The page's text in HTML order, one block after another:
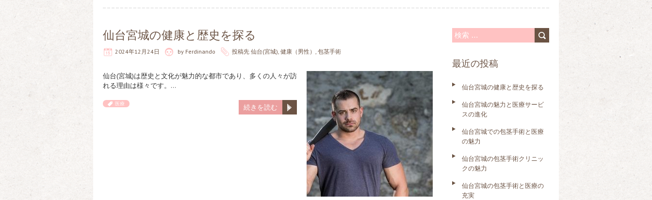
仙台宮城の健康と歴史を探る
2024年12月24日 by Ferdinando 投稿先 仙台(宮城) 健康（男性） 包茎手術
仙台(宮城)は歴史と文化が魅力的な都市であり、多くの人々が訪
れる理由は様々です。…
続きを読む
医療
検
:最近の投稿
仙台宮城の健康と歴史を探る
仙台宮城の魅力と医療サービ
スの進化
仙台宮城での包茎手術と医療
の魅力
仙台宮城の包茎手術クリニッ
クの魅力
仙台宮城の包茎手術と医療の
充実